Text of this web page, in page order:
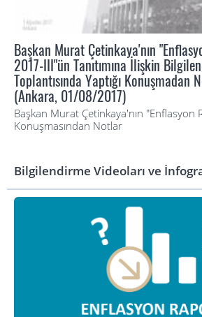
Başkan Murat Çetinkaya'nın
2017-III"ün Tanıtımına İlişkin
Toplantısında Yaptığı Konuşmadan
(Ankara, 01/08/2017)
Başkan Murat Çetinkaya'nın
Konuşmasından Notlar
Bilgilendirme Videoları ve